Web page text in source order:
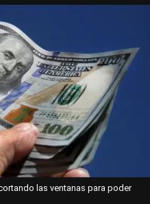
las ventanas para poder